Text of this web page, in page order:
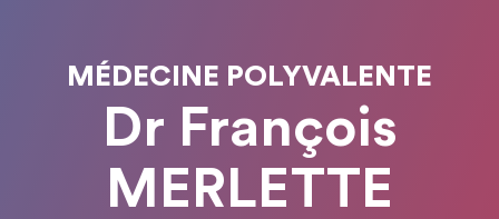
MÉDECINE POLYVALENTE
Dr François
MERLETTE